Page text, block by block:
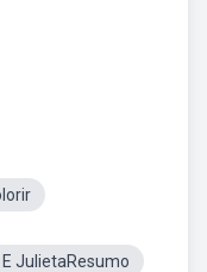
E JulietaResumo